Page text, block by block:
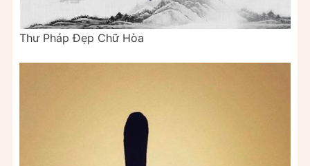
Thư Pháp Đẹp Chữ Hòa